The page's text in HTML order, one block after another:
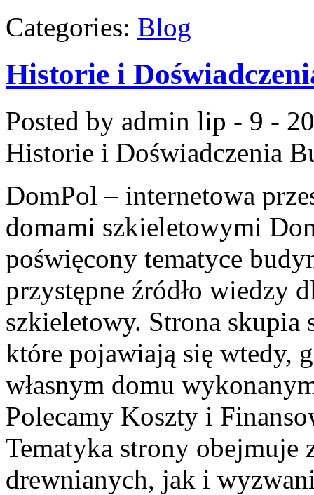
Categories: Blog
Historie i
Posted by admin lip - 9 -
Historie i Doświadczenia
DomPol – internetowa
domami szkieletowymi
poświęcony tematyce
przystępne źródło wiedzy
szkieletowy. Strona skupia
które pojawiają się wtedy,
własnym domu
Polecamy Koszty i
Tematyka strony obejmuje
drewnianych, jak i